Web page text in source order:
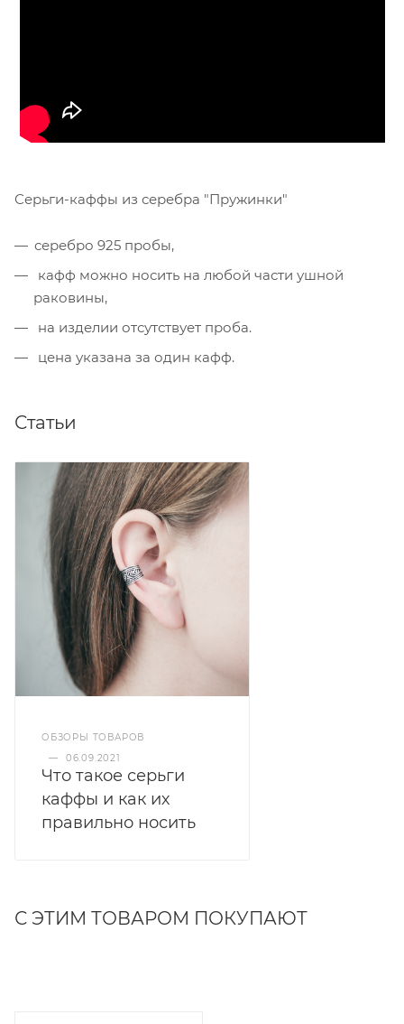
Серьги-каффы из серебра "Пружинки"
серебро 925 пробы,
кафф можно носить на любой части ушной
раковины,
на изделии отсутствует проба.
цена указана за один кафф.
Статьи
ОБЗОРЫ ТОВАРОВ
—
06.09.2021
Что такое серьги
каффы и как их
правильно носить
С ЭТИМ ТОВАРОМ ПОКУПАЮТ